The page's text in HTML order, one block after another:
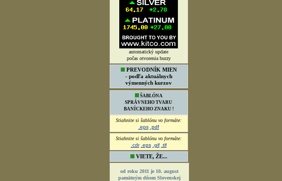
automatický update
počas otvorenia burzy
PREVODNÍK MIEN
- podľa aktuálnych
výmenných kurzov
ŠABLÓNA
SPRÁVNEHO TVARU
BANÍCKEHO ZNAKU !
Stiahnite si šablónu vo formáte:
.eps .pdf
Stiahnite si šablónu vo formáte:
.cdr .eps .gif .tif
VIETE, ŽE...
od roku 2011 je 10. august
pamätným dňom Slovenskej